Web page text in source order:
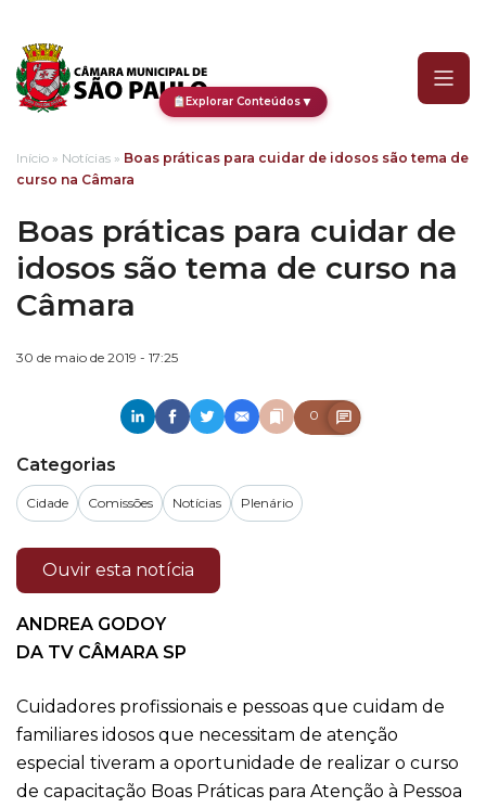
Explorar Conteúdos▼
Início » Notícias » Boas práticas para cuidar de idosos são tema de
curso na Câmara
Boas práticas para cuidar de
idosos são tema de curso na
Câmara
30 de maio de 2019 - 17:25
0
Categorias
Cidade Comissões Notícias Plenário
Ouvir esta notícia
ANDREA GODOY
DA TV CÂMARA SP
Cuidadores profissionais e pessoas que cuidam de
familiares idosos que necessitam de atenção
especial tiveram a oportunidade de realizar o curso
de capacitação Boas Práticas para Atenção à Pessoa